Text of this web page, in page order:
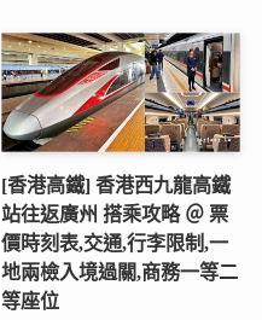
[香港高鐵] 香港西九龍高鐵
站往返廣州 搭乘攻略 ＠ 票
價時刻表,交通,行李限制,一
地兩檢入境過關,商務一等二
等座位